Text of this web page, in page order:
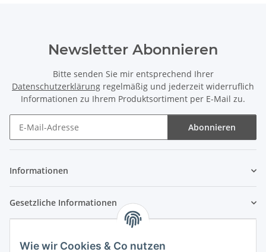
Wie wir Cookies & Co nutzen
Newsletter Abonnieren
Bitte senden Sie mir entsprechend Ihrer
Datenschutzerklärung regelmäßig und jederzeit widerruflich
Informationen zu Ihrem Produktsortiment per E-Mail zu.
Abonnieren
Informationen
Gesetzliche Informationen